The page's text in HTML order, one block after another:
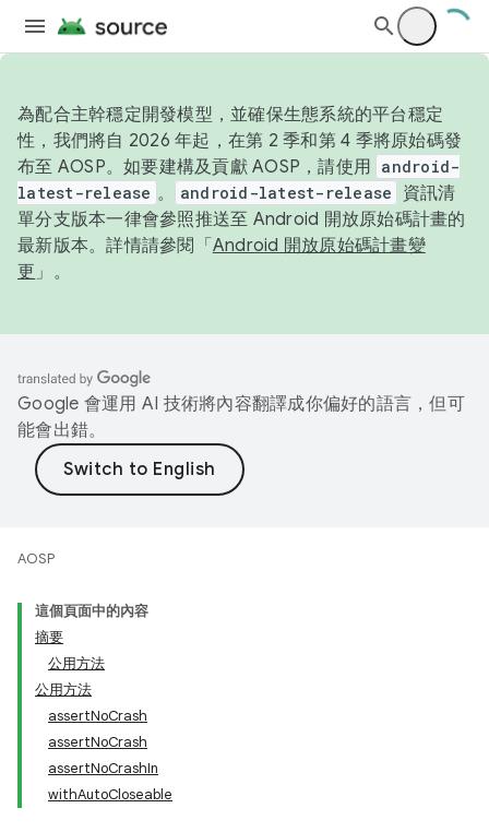
為配合主幹穩定開發模型，並確保生態系統的平台穩定
性，我們將自 2026 年起，在第 2 季和第 4 季將原始碼發
布至 AOSP。如要建構及貢獻 AOSP，請使用 android-
latest-release 。 android-latest-release
資訊清
單分支版本一律會參照推送至 Android 開放原始碼計畫的
最新版本。詳情請參閱「 Android 開放原始碼計畫變
更 」。
Google 會運用 AI 技術將內容翻譯成你偏好的語言，但可
能會出錯。
AOSP
這個頁面中的內容
摘要
公用方法
公用方法
assertNoCrash
assertNoCrash
assertNoCrashIn
withAutoCloseable